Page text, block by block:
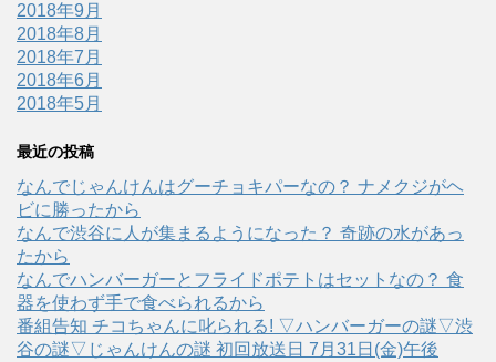
2018年9月
2018年8月
2018年7月
2018年6月
2018年5月
最近の投稿
なんでじゃんけんはグーチョキパーなの？ ナメクジがヘ
ビに勝ったから
なんで渋谷に人が集まるようになった？ 奇跡の水があっ
たから
なんでハンバーガーとフライドポテトはセットなの？ 食
器を使わず手で食べられるから
番組告知 チコちゃんに叱られる! ▽ハンバーガーの謎▽渋
谷の謎▽じゃんけんの謎 初回放送日 7月31日(金)午後